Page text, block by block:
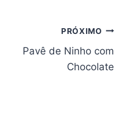
PRÓXIMO
Pavê de Ninho com
Chocolate